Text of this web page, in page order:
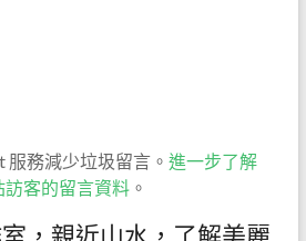
務減少垃圾留言。 進一步了解
客的留言資料。
，親近山水，了解美麗